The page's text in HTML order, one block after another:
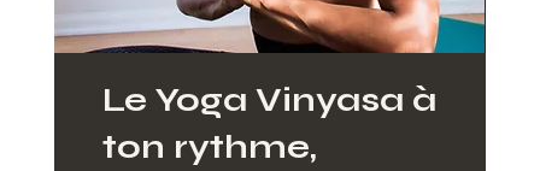
Le Yoga Vinyasa à
ton rythme,